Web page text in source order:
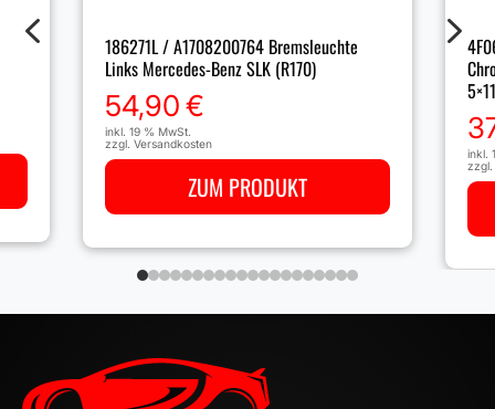
186271L / A1708200764 Bremsleuchte
Links Mercedes-Benz SLK (R170)
54,90€
inkl. 19 % MwSt.
zzgl. Versandkosten
ZUM PRODUKT
inkl.
zzgl.
4 5